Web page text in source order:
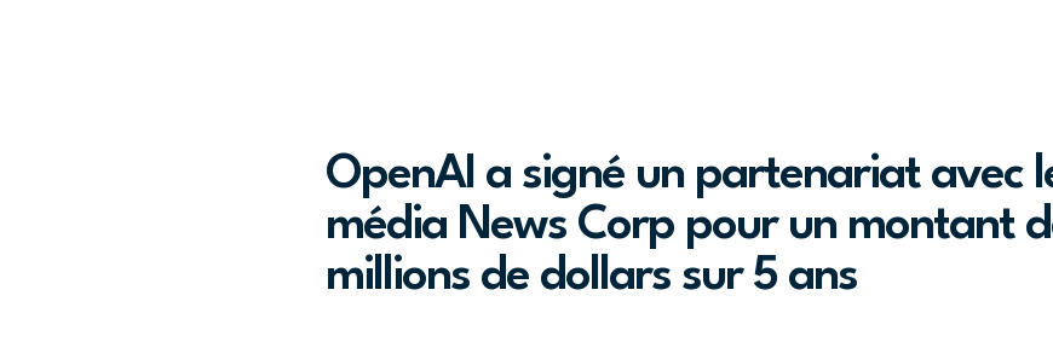
OpenAI a signé un partenariat avec
média News Corp pour un montant
millions de dollars sur 5 ans